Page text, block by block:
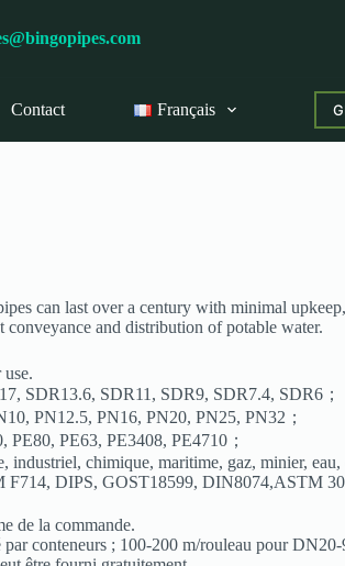
Contact Français
can last over a century with minimal upkeep,
and distribution of potable water.
SDR13.6, SDR11, SDR9, SDR7.4, SDR6；
PN12.5, PN16, PN20, PN25, PN32；
PE80, PE63, PE3408, PE4710；
industriel, chimique, maritime, gaz, minier, eau,
F714, DIPS, GOST18599, DIN8074,ASTM
de la commande.
conteneurs ; 100-200 m/rouleau pour